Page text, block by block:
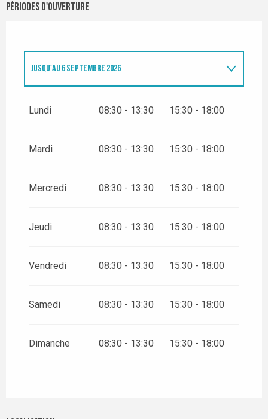
Périodes d'ouverture
JUSQU'AU 6 SEPTEMBRE 2026
Lundi 08:30 - 13:30 15:30 - 18:00
Mardi 08:30 - 13:30 15:30 - 18:00
Mercredi 08:30 - 13:30 15:30 - 18:00
Jeudi 08:30 - 13:30 15:30 - 18:00
Vendredi 08:30 - 13:30 15:30 - 18:00
Samedi 08:30 - 13:30 15:30 - 18:00
Dimanche 08:30 - 13:30 15:30 - 18:00